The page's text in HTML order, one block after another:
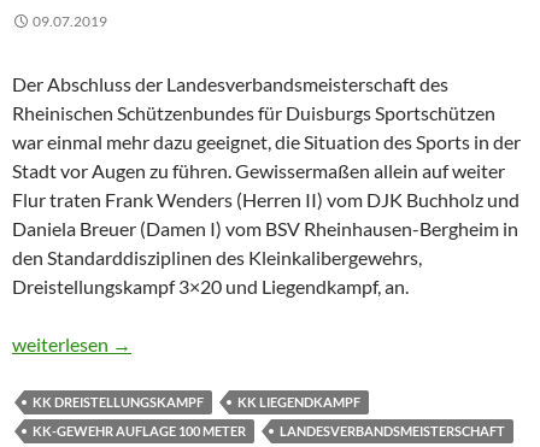
09.07.2019
Der Abschluss der Landesverbandsmeisterschaft des
Rheinischen Schützenbundes für Duisburgs Sportschützen
war einmal mehr dazu geeignet, die Situation des Sports in der
Stadt vor Augen zu führen. Gewissermaßen allein auf weiter
Flur traten Frank Wenders (Herren II) vom DJK Buchholz und
Daniela Breuer (Damen I) vom BSV Rheinhausen-Bergheim in
den Standarddisziplinen des Kleinkalibergewehrs,
Dreistellungskampf 3×20 und Liegendkampf, an.
Abschluss der LVM – Spiegel der Situation des Schießsports in
weiterlesen →
KK DREISTELLUNGSKAMPF
KK LIEGENDKAMPF
KK-GEWEHR AUFLAGE 100 METER
LANDESVERBANDSMEISTERSCHAFT